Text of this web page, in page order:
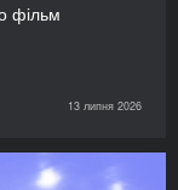
фільм
13 липня 2026